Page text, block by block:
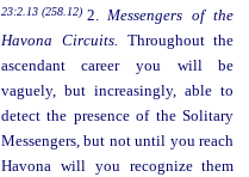
23:2.13 (258.12) 2.Messengers of the
Havona Circuits. Throughout the
ascendant career you will be
vaguely, but increasingly, able to
detect the presence of the Solitary
Messengers, but not until you reach
Havona will you recognize them